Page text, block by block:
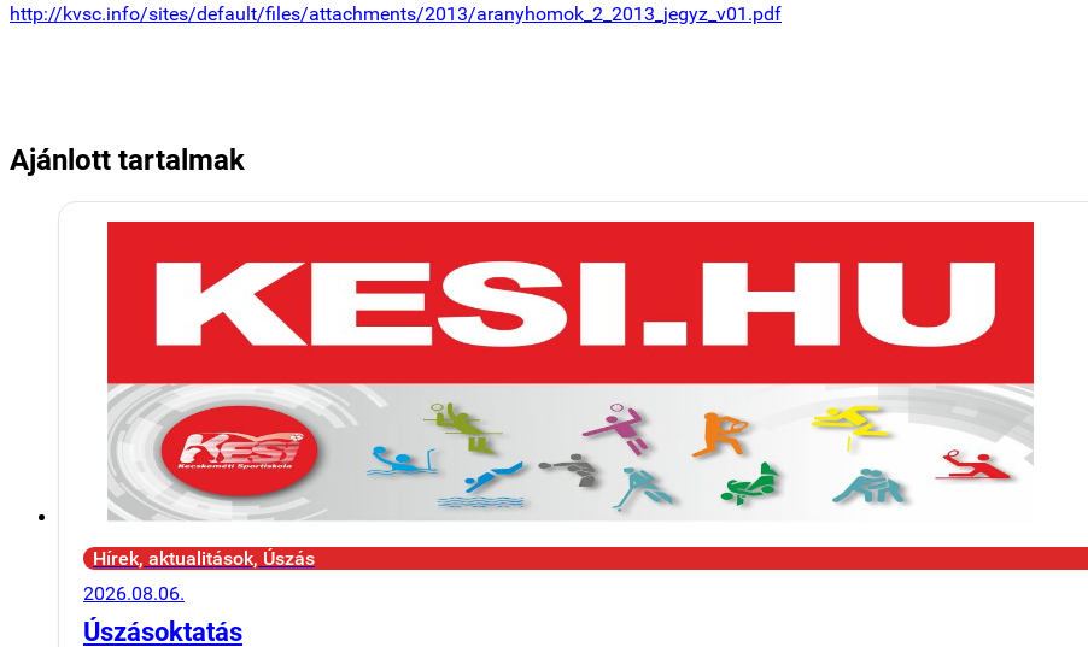
http://kvsc.info/sites/default/files/attachments/2013/aranyhomok_2_2013_jegyz_v01.pdf
Ajánlott tartalmak
Hírek, aktualitások, Úszás
2026.08.06.
Úszásoktatás